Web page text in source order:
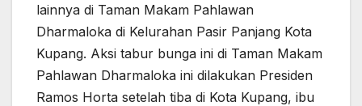
lainnya di Taman Makam Pahlawan
Dharmaloka di Kelurahan Pasir Panjang Kota
Kupang. Aksi tabur bunga ini di Taman Makam
Pahlawan Dharmaloka ini dilakukan Presiden
Ramos Horta setelah tiba di Kota Kupang, ibu